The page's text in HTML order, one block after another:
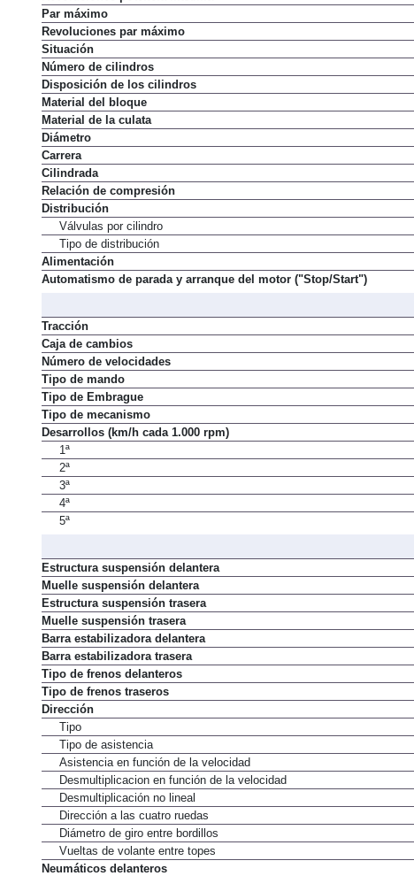
Par máximo
Revoluciones par máximo
Situación
Número de cilindros
Disposición de los cilindros
Material del bloque
Material de la culata
Diámetro
Carrera
Cilindrada
Relación de compresión
Distribución
Válvulas por cilindro
Tipo de distribución
Alimentación
Automatismo de parada y arranque del motor ("Stop/Start")
Tracción
Caja de cambios
Número de velocidades
Tipo de mando
Tipo de Embrague
Tipo de mecanismo
Desarrollos (km/h cada 1.000 rpm)
1ª
2ª
3ª
4ª
5ª
Estructura suspensión delantera
Muelle suspensión delantera
Estructura suspensión trasera
Muelle suspensión trasera
Barra estabilizadora delantera
Barra estabilizadora trasera
Tipo de frenos delanteros
Tipo de frenos traseros
Dirección
Tipo
Tipo de asistencia
Asistencia en función de la velocidad
Desmultiplicacion en función de la velocidad
Desmultiplicación no lineal
Dirección a las cuatro ruedas
Diámetro de giro entre bordillos
Vueltas de volante entre topes
Neumáticos delanteros